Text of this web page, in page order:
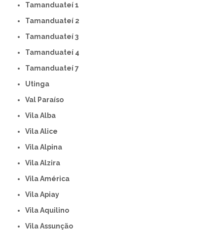
Tamanduateí 1
Tamanduateí 2
Tamanduateí 3
Tamanduateí 4
Tamanduateí 7
Utinga
Val Paraíso
Vila Alba
Vila Alice
Vila Alpina
Vila Alzira
Vila América
Vila Apiay
Vila Aquilino
Vila Assunção